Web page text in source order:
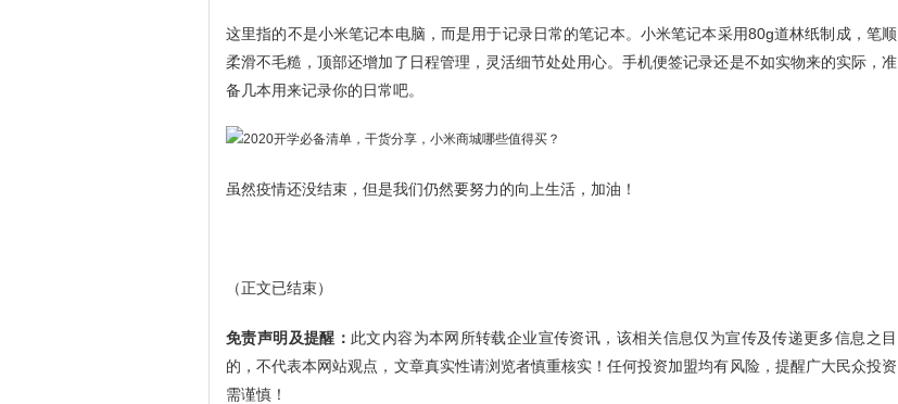
这里指的不是小米笔记本电脑，而是用于记录日常的笔记本。小米笔记本采用80g道林纸制成，笔顺
柔滑不毛糙，顶部还增加了日程管理，灵活细节处处用心。手机便签记录还是不如实物来的实际，准
备几本用来记录你的日常吧。
虽然疫情还没结束，但是我们仍然要努力的向上生活，加油！
（正文已结束）
免责声明及提醒： 此文内容为本网所转载企业宣传资讯，该相关信息仅为宣传及传递更多信息之目
的，不代表本网站观点，文章真实性请浏览者慎重核实！任何投资加盟均有风险，提醒广大民众投资
需谨慎！